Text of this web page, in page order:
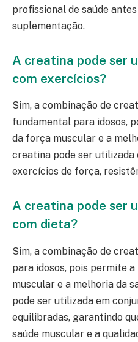
profissional de saúde
suplementação.
A creatina pode ser
com exercícios?
Sim, a combinação de
fundamental para idosos,
da força muscular e a
creatina pode ser utilizada
exercícios de força,
A creatina pode ser
com dieta?
Sim, a combinação de
para idosos, pois permite
muscular e a melhoria da
pode ser utilizada em
equilibradas, garantindo
saúde muscular e a